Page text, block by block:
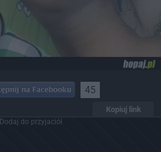
45
Kopiuj link
Dodaj do przyjaciół